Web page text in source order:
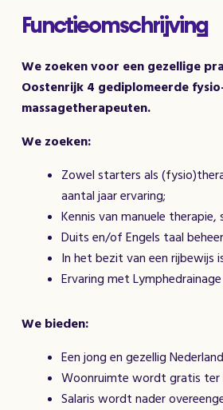
Functieomschrijving
We zoeken voor een gezellige
Oostenrijk 4 gediplomeerde
massagetherapeuten.
We zoeken:
Zowel starters als
aantal jaar ervaring;
Kennis van manuele therapie,
Duits en/of Engels taal
In het bezit van een rijbewijs
Ervaring met
We bieden:
Een jong en gezellig
Woonruimte wordt gratis ter
Salaris wordt nader